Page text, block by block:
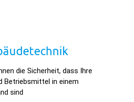
die Sicherheit, dass Ihre
Betriebsmittel in einem
sind